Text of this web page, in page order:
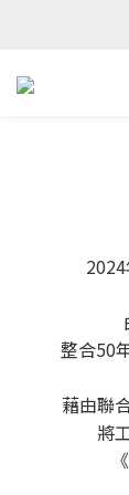
整合50
藉由聯
將